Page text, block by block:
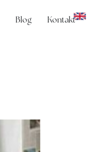
Blog Kontakt